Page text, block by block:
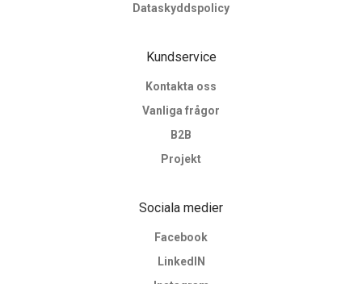
Dataskyddspolicy
Kundservice
Kontakta oss
Vanliga frågor
B2B
Projekt
Sociala medier
Facebook
LinkedIN